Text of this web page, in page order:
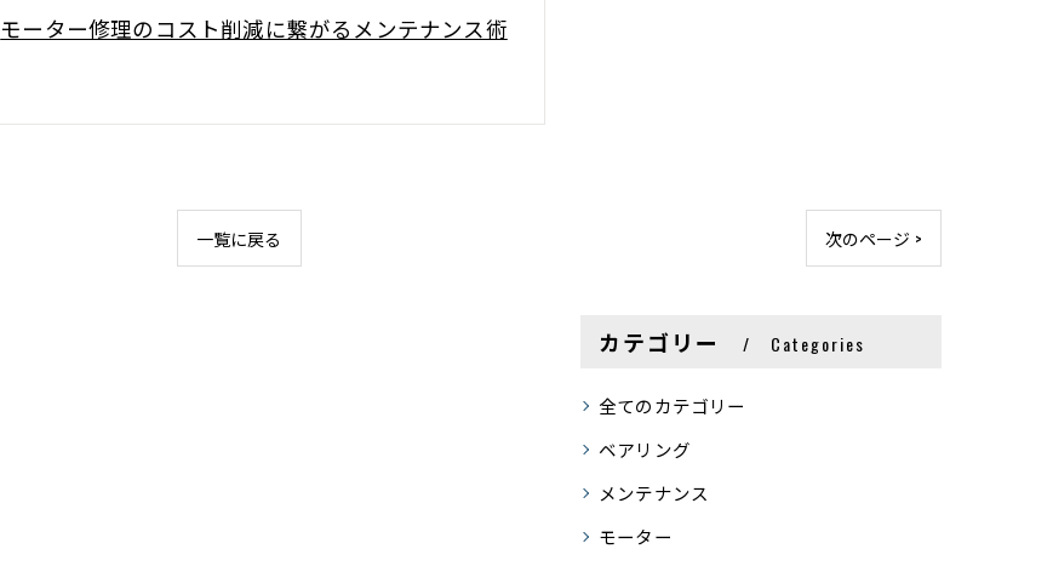
モーター修理のコスト削減に繋がるメンテナンス術
一覧に戻る 次のページ >
カテゴリー Categories
全てのカテゴリー
ベアリング
メンテナンス
モーター